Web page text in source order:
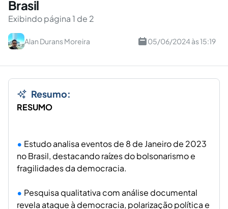
Brasil
Exibindo página 1 de 2
Alan Durans Moreira 05/06/2024 às 15:19
Resumo:
RESUMO
Estudo analisa eventos de 8 de Janeiro de 2023
no Brasil, destacando raízes do bolsonarismo e
fragilidades da democracia.
Pesquisa qualitativa com análise documental
revela ataque à democracia, polarização política e